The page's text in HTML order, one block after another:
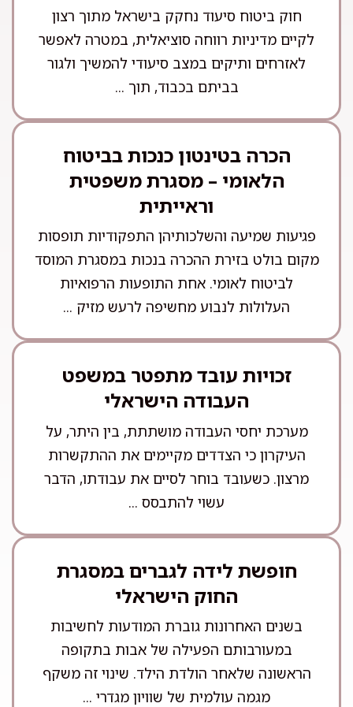
חוק ביטוח סיעוד נחקק בישראל מתוך רצון
לקיים מדיניות רווחה סוציאלית, במטרה לאפשר
לאזרחים ותיקים במצב סיעודי להמשיך ולגור
בביתם בכבוד, תוך ...
הכרה בטינטון כנכות בביטוח
הלאומי – מסגרת משפטית
וראייתית
פגיעות שמיעה והשלכותיהן התפקודיות תופסות
מקום בולט בזירת ההכרה בנכות במסגרת המוסד
לביטוח לאומי. אחת התופעות הרפואיות
העלולות לנבוע מחשיפה לרעש מזיק ...
זכויות עובד מתפטר במשפט
העבודה הישראלי
מערכת יחסי העבודה מושתתת, בין היתר, על
העיקרון כי הצדדים מקיימים את ההתקשרות
מרצון. כשעובד בוחר לסיים את עבודתו, הדבר
עשוי להתבסס ...
חופשת לידה לגברים במסגרת
החוק הישראלי
בשנים האחרונות גוברת המודעות לחשיבות
במעורבותם הפעילה של אבות בתקופה
הראשונה שלאחר הולדת הילד. שינוי זה משקף
מגמה עולמית של שוויון מגדרי ...